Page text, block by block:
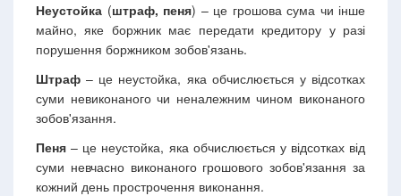
Неустойка (штраф, пеня) – це грошова сума чи інше
майно, яке боржник має передати кредитору у разі
порушення боржником зобов'язань.
Штраф – це неустойка, яка обчислюється у відсотках
суми невиконаного чи неналежним чином виконаного
зобов'язання.
Пеня – це неустойка, яка обчислюється у відсотках від
суми невчасно виконаного грошового зобов'язання за
кожний день прострочення виконання.